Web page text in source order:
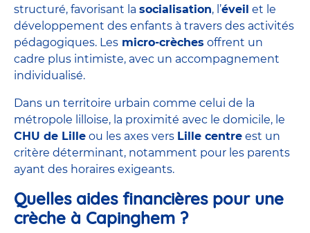
structuré, favorisant la socialisation, l’éveil et le
développement des enfants à travers des activités
pédagogiques. Les micro-crèches offrent un
cadre plus intimiste, avec un accompagnement
individualisé.
Dans un territoire urbain comme celui de la
métropole lilloise, la proximité avec le domicile, le
CHU de Lille ou les axes vers Lille centre est un
critère déterminant, notamment pour les parents
ayant des horaires exigeants.
Quelles aides financières pour une
crèche à Capinghem ?